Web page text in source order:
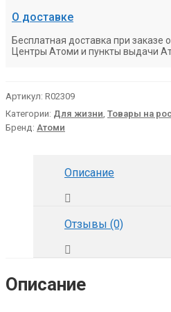
О доставке
Бесплатная доставка при заказе
Центры Атоми и пункты выдачи
Артикул: R02309
Категории: Для жизни, Товары на
Бренд: Атоми
Описание
Отзывы (0)
Описание